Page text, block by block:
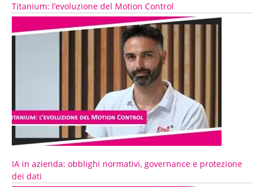
Titanium: l’evoluzione del Motion Control
IA in azienda: obblighi normativi, governance e protezione
dei dati